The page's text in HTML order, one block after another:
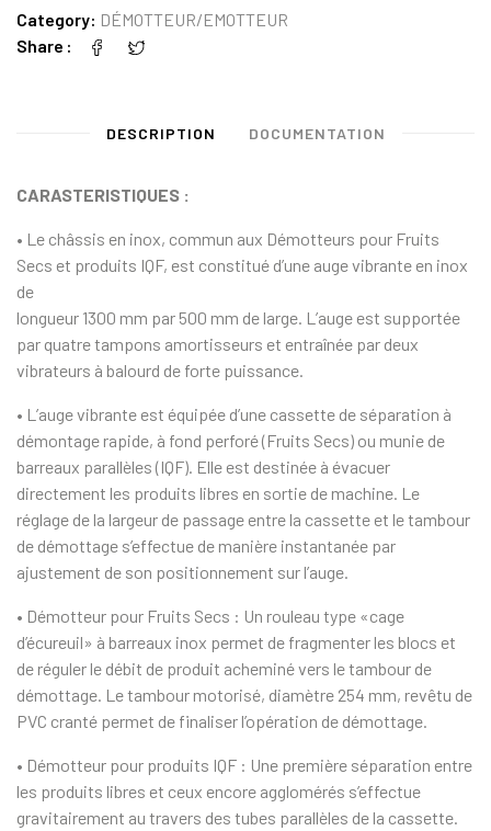
Category: DÉMOTTEUR/EMOTTEUR
Share
DESCRIPTION DOCUMENTATION
CARASTERISTIQUES :
• Le châssis en inox, commun aux Démotteurs pour Fruits
Secs et produits IQF, est constitué d’une auge vibrante en inox
de
longueur 1300 mm par 500 mm de large. L’auge est supportée
par quatre tampons amortisseurs et entraînée par deux
vibrateurs à balourd de forte puissance.
• L’auge vibrante est équipée d’une cassette de séparation à
démontage rapide, à fond perforé (Fruits Secs) ou munie de
barreaux parallèles (IQF). Elle est destinée à évacuer
directement les produits libres en sortie de machine. Le
réglage de la largeur de passage entre la cassette et le tambour
de démottage s’effectue de manière instantanée par
ajustement de son positionnement sur l’auge.
• Démotteur pour Fruits Secs : Un rouleau type «cage
d’écureuil» à barreaux inox permet de fragmenter les blocs et
de réguler le débit de produit acheminé vers le tambour de
démottage. Le tambour motorisé, diamètre 254 mm, revêtu de
PVC cranté permet de finaliser l’opération de démottage.
• Démotteur pour produits IQF : Une première séparation entre
les produits libres et ceux encore agglomérés s’effectue
gravitairement au travers des tubes parallèles de la cassette.